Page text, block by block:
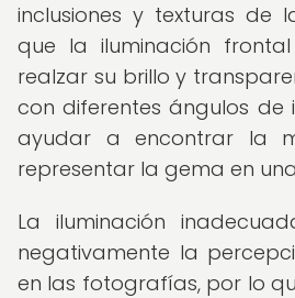
inclusiones y texturas de
que la iluminación
realzar su brillo y
con diferentes ángulos de
ayudar a encontrar la
representar la gema en
La iluminación
negativamente la
en las fotografías, por lo